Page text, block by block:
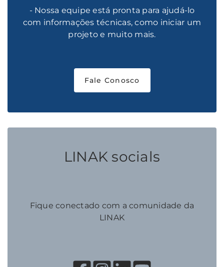
- Nossa equipe está pronta para ajudá-lo
com informações técnicas, como iniciar um
projeto e muito mais.
Fale Conosco
LINAK socials
Fique conectado com a comunidade da
LINAK